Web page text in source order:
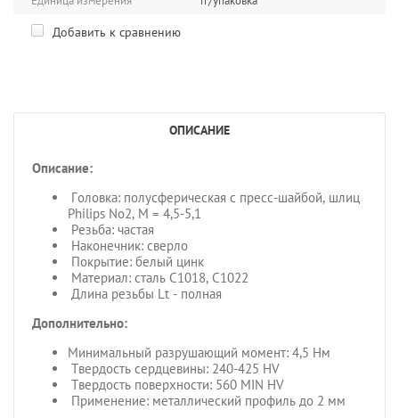
Добавить к сравнению
ОПИСАНИЕ
Описание:
Головка: полусферическая с пресс-шайбой, шлиц
Philips No2, M = 4,5-5,1
Резьба: частая
Наконечник: сверло
Покрытие: белый цинк
Материал: сталь C1018, С1022
Длина резьбы Lt - полная
Дополнительно:
Минимальный разрушающий момент: 4,5 Hм
Твердость сердцевины: 240-425 HV
Твердость поверхности: 560 MIN HV
Применение: металлический профиль до 2 мм